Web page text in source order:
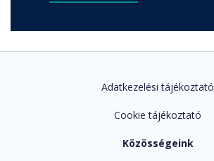
Adatkezelési tájékoztató
Cookie tájékoztató
Közösségeink